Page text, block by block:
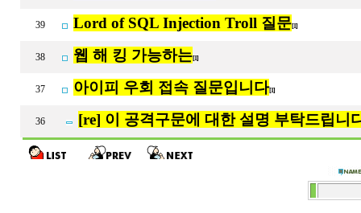
39 Lord of SQL Injection Troll 질문[1]
38 웹 해 킹 가능하는[1]
37 아이피 우회 접속 질문입니다[1]
36 [re] 이 공격구문에 대한 설명 부탁드립니